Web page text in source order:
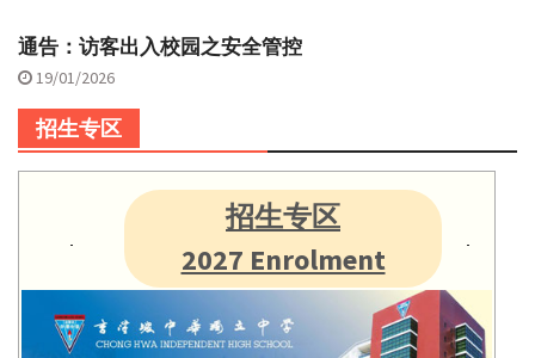
通告：访客出入校园之安全管控
19/01/2026
招生专区
招生专区
2027 Enrolment